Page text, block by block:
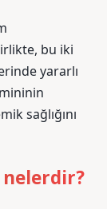
bu iki
yararlı
sağlığını